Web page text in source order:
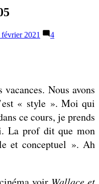
février 2021
4
Nous avons
« style ». Moi qui
ce cours, je prends
La prof dit que mon
et conceptuel ». Ah